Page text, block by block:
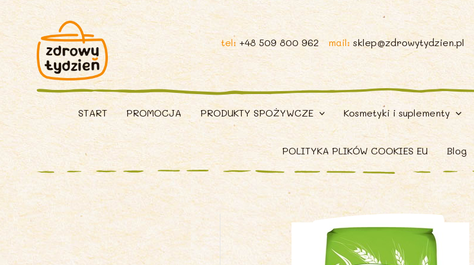
tel: +48 509 800 962 mail: sklep@zdrowytydzien.pl
START PROMOCJA PRODUKTY SPOŻYWCZE Kosmetyki i suplementy
POLITYKA PLIKÓW COOKIES EU Blog